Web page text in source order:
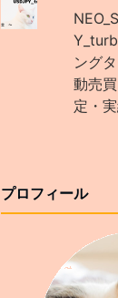
ング
動売
定・実
プロフィール